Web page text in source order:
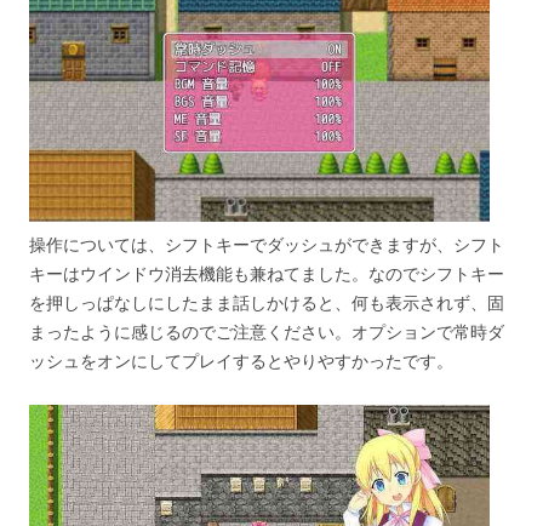
操作については、シフトキーでダッシュができますが、シフト
キーはウインドウ消去機能も兼ねてました。なのでシフトキー
を押しっぱなしにしたまま話しかけると、何も表示されず、固
まったように感じるのでご注意ください。オプションで常時ダ
ッシュをオンにしてプレイするとやりやすかったです。